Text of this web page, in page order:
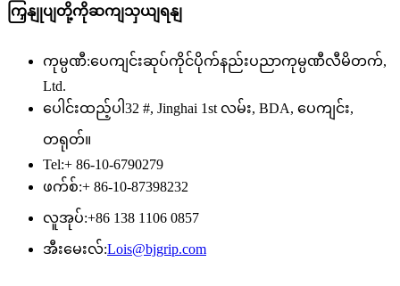
ကြှနျုပျတို့ကိုဆကျသှယျရနျ
ကုမ္ပဏီ:ပေကျင်းဆုပ်ကိုင်ပိုက်နည်းပညာကုမ္ပဏီလီမိတက်,
Ltd.
ပေါင်းထည့်ပါ 32 #, Jinghai 1st လမ်း, BDA, ပေကျင်း,
တရုတ်။
Tel:+ 86-10-6790279
ဖက်စ်:+ 86-10-87398232
လူအုပ်:+86 138 1106 0857
အီးမေးလ်:Lois@bjgrip.com